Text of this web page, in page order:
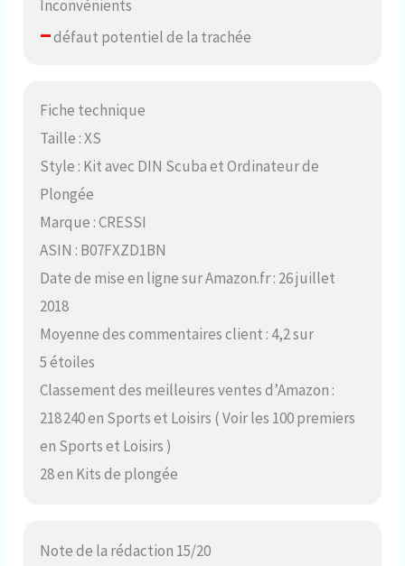
Inconvénients
–défaut potentiel de la trachée
Fiche technique
Taille : XS
Style : Kit avec DIN Scuba et Ordinateur de
Plongée
Marque : CRESSI
ASIN : B07FXZD1BN
Date de mise en ligne sur Amazon.fr : 26 juillet
2018
Moyenne des commentaires client : 4,2 sur
5 étoiles
Classement des meilleures ventes d’Amazon :
218 240 en Sports et Loisirs ( Voir les 100 premiers
en Sports et Loisirs )
28 en Kits de plongée
Note de la rédaction 15/20